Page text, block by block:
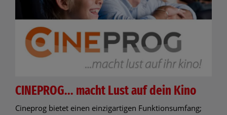
CINEPROG... macht Lust auf dein Kino
Cineprog bietet einen einzigartigen Funktionsumfang;